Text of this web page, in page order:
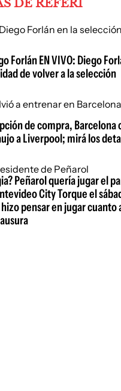
DE REFERÍ
Forlán EN VIVO: Diego
de volver a la selección
de compra, Barcelona
a Liverpool; mirá los
Peñarol quería jugar el
City Torque el
pensar en jugar cuanto